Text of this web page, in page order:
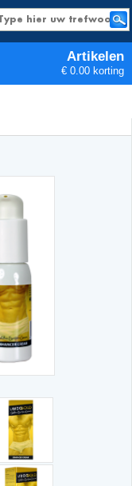
Artikelen
€ 0.00 korting